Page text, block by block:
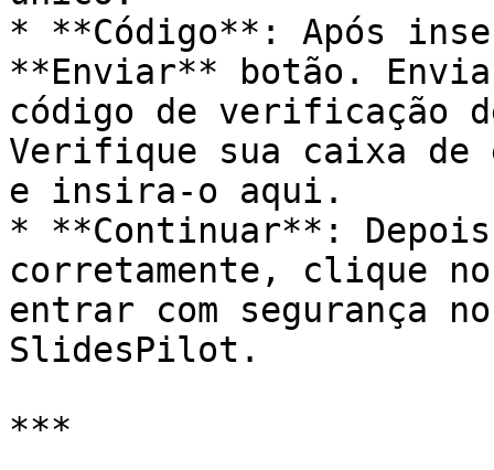
* **Código**: Após
**Enviar** botão.
código de verificação
Verifique sua caixa de
e insira-o aqui.
* **Continuar**:
corretamente, clique
entrar com segurança
SlidesPilot.
***